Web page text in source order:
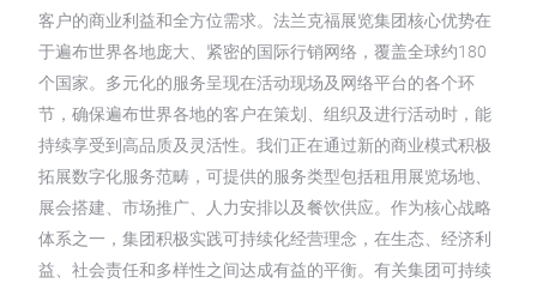
客户的商业利益和全方位需求。法兰克福展览集团核心优势在
于遍布世界各地庞大、紧密的国际行销网络，覆盖全球约180
个国家。多元化的服务呈现在活动现场及网络平台的各个环
节，确保遍布世界各地的客户在策划、组织及进行活动时，能
持续享受到高品质及灵活性。我们正在通过新的商业模式积极
拓展数字化服务范畴，可提供的服务类型包括租用展览场地、
展会搭建、市场推广、人力安排以及餐饮供应。作为核心战略
体系之一，集团积极实践可持续化经营理念，在生态、经济利
益、社会责任和多样性之间达成有益的平衡。有关集团可持续